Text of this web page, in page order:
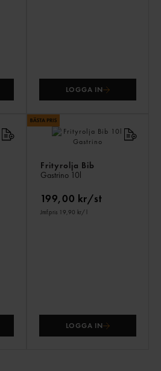
LOGGA IN
Frityrolja Bib
Gastrino 10l
199,00 kr/st
Jmf.pris 19,90 kr/ l
LOGGA IN